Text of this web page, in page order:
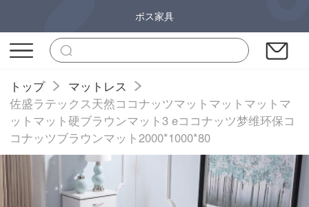
ボス家具
トップ
マットレス
佐盛ラテックス天然ココナッツマットマットマットマ
ットマット硬ブラウンマット3 eココナッツ梦维环保コ
コナッツブラウンマット2000*1000*80